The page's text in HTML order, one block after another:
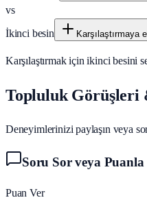
vs
İkinci besin
Karşılaştırmaya
Karşılaştırmak için ikinci besini
Topluluk Görüşleri
Deneyimlerinizi paylaşın veya
Soru Sor veya Puanla
Puan Ver